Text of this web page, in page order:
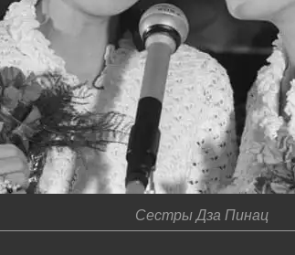
Сестры Дза Пинац